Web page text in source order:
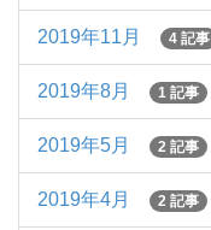
2019年11月 4 記事
2019年8月 1 記事
2019年5月 2 記事
2019年4月 2 記事